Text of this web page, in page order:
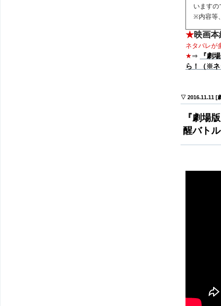
います
※内容等
★映画
ネタバレが
★⇒
『劇
ら！（※ネ
▽ 2016.11.11 [
『劇場
醒バト